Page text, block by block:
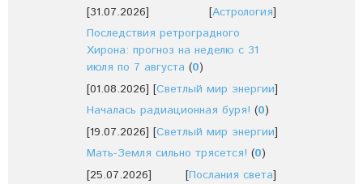
[31.07.2026]
[Астрология]
Последствия ретроградного
Хирона: прогноз на неделю с 31
июля по 7 августа (0)
[01.08.2026] [Светлый мир энергии]
Началась радиационная буря! (0)
[19.07.2026] [Светлый мир энергии]
Мать-Земля сильно трясется! (0)
[25.07.2026]
[Послания света]